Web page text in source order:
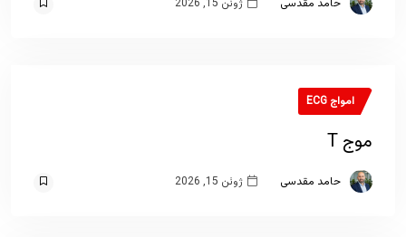
حامد مقدسی ژوئن 15, 2026
امواج ECG
موج T
حامد مقدسی ژوئن 15, 2026